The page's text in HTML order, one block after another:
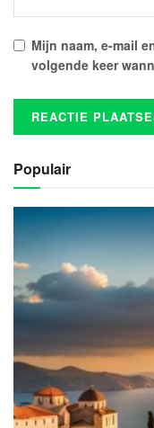
Mijn naam, e-mail
volgende keer
Populair